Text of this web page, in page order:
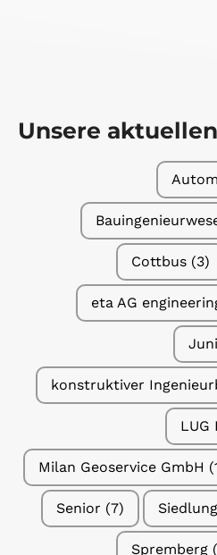
Unsere
Cott­bus (3)
eta AG
kon­struk­ti­ver
LUG
Milan Geo­ser­vice GmbH
Senior (7)
Sprem­berg